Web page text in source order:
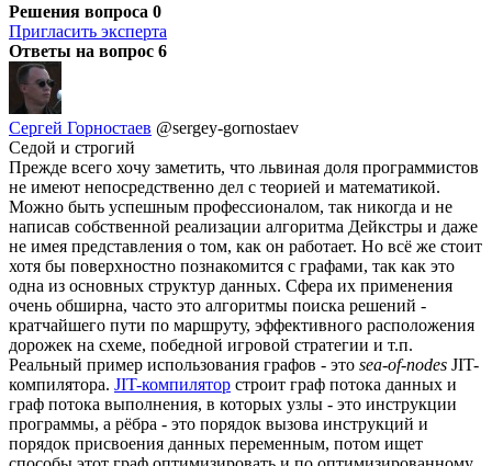
Решения вопроса 0
Пригласить эксперта
Ответы на вопрос 6
Сергей Горностаев @sergey-gornostaev
Седой и строгий
Прежде всего хочу заметить, что львиная доля программистов
не имеют непосредственно дел с теорией и математикой.
Можно быть успешным профессионалом, так никогда и не
написав собственной реализации алгоритма Дейкстры и даже
не имея представления о том, как он работает. Но всё же стоит
хотя бы поверхностно познакомится с графами, так как это
одна из основных структур данных. Сфера их применения
очень обширна, часто это алгоритмы поиска решений -
кратчайшего пути по маршруту, эффективного расположения
дорожек на схеме, победной игровой стратегии и т.п.
Реальный пример использования графов - это sea-of-nodes JIT-
компилятора. JIT-компилятор строит граф потока данных и
граф потока выполнения, в которых узлы - это инструкции
программы, а рёбра - это порядок вызова инструкций и
порядок присвоения данных переменным, потом ищет